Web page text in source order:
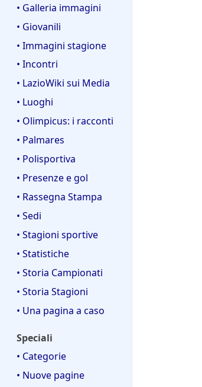
• Galleria immagini
• Giovanili
• Immagini stagione
• Incontri
• LazioWiki sui Media
• Luoghi
• Olimpicus: i racconti
• Palmares
• Polisportiva
• Presenze e gol
• Rassegna Stampa
• Sedi
• Stagioni sportive
• Statistiche
• Storia Campionati
• Storia Stagioni
• Una pagina a caso
Speciali
• Categorie
• Nuove pagine